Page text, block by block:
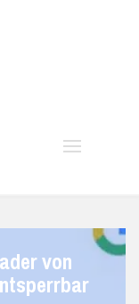
von